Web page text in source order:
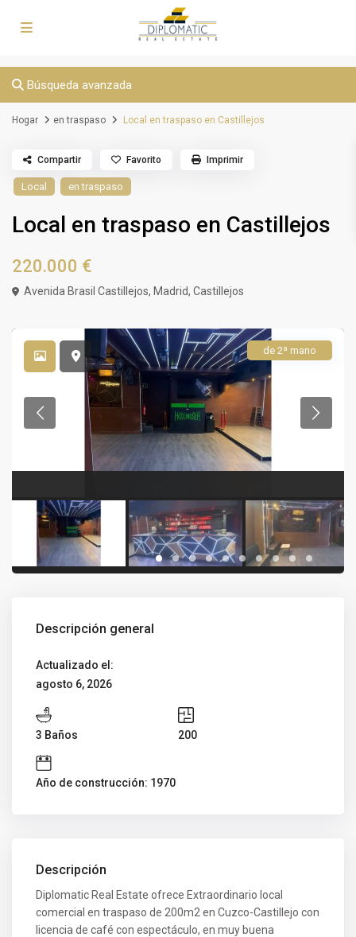
Búsqueda avanzada
Hogar en traspaso Local en traspaso en Castillejos
Local en traspaso
Local en traspaso en Castillejos
220.000 €
Avenida Brasil Castillejos, Madrid,Castillejos
Compartir Favorito Imprimir
de 2ª mano
Descripción general
Actualizado el:
agosto 6, 2026
3 Baños 200
Año de construcción: 1970
Descripción
Diplomatic Real Estate ofrece Extraordinario local
comercial en traspaso de 200m2 en Cuzco-Castillejo con
licencia de café con espectáculo, en muy buena